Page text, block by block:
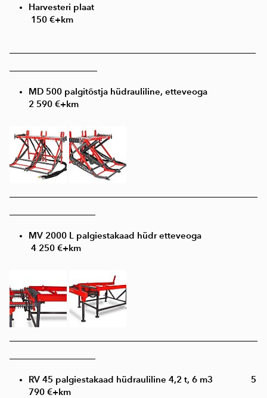
Harvesteri plaat
150 €+km
MD 500 palgitõstja hüdrauliline, etteveoga
2 590 €+km
MV 2000 L palgiestakaad hüdr etteveoga
4 250 €+km
RV 45 palgiestakaad hüdrauliline 4,2 t, 6 m3
5
790 €+km